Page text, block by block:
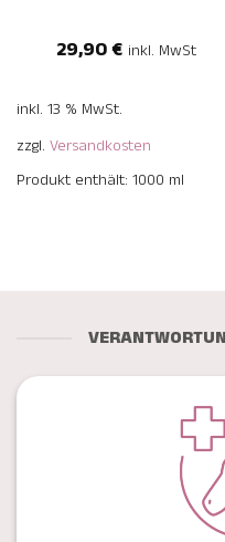
29,90€ inkl. MwSt
inkl. 13 % MwSt.
zzgl. Versandkosten
Produkt enthält: 1000 ml